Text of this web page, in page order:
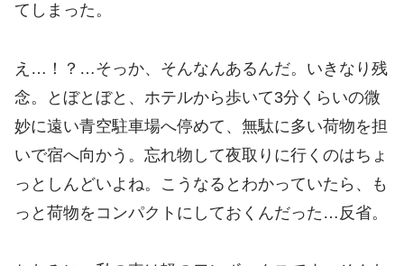
てしまった。
え…！？…そっか、そんなんあるんだ。いきなり残
念。とぼとぼと、ホテルから歩いて3分くらいの微
妙に遠い青空駐車場へ停めて、無駄に多い荷物を担
いで宿へ向かう。忘れ物して夜取りに行くのはちょ
っとしんどいよね。こうなるとわかっていたら、も
っと荷物をコンパクトにしておくんだった…反省。